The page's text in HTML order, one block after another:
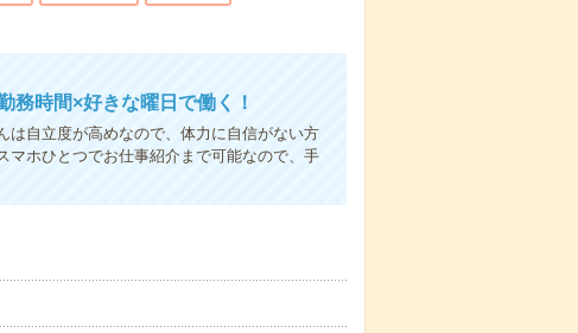
務時間×好きな曜日で働く！
自立度が高めなので、体力に自信がない方
ホひとつでお仕事紹介まで可能なので、手